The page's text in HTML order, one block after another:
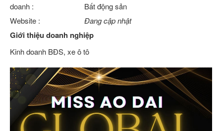
doanh :
Bất động sản
Website :
Đang cập nhật
Giới thiệu doanh nghiệp
Kinh doanh BĐS, xe ô tô